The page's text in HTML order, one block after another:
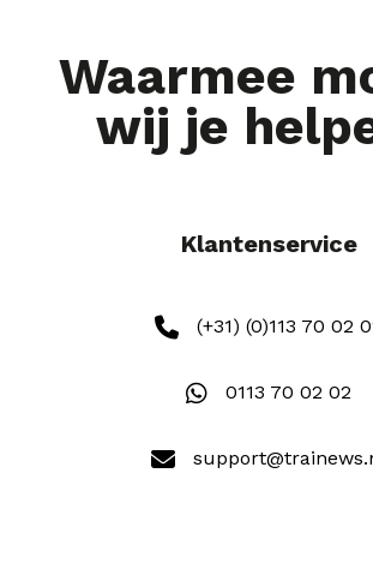
Waarmee
wij je
Klantenservice
(+31) (0)113 70 02
0113 70 02 02